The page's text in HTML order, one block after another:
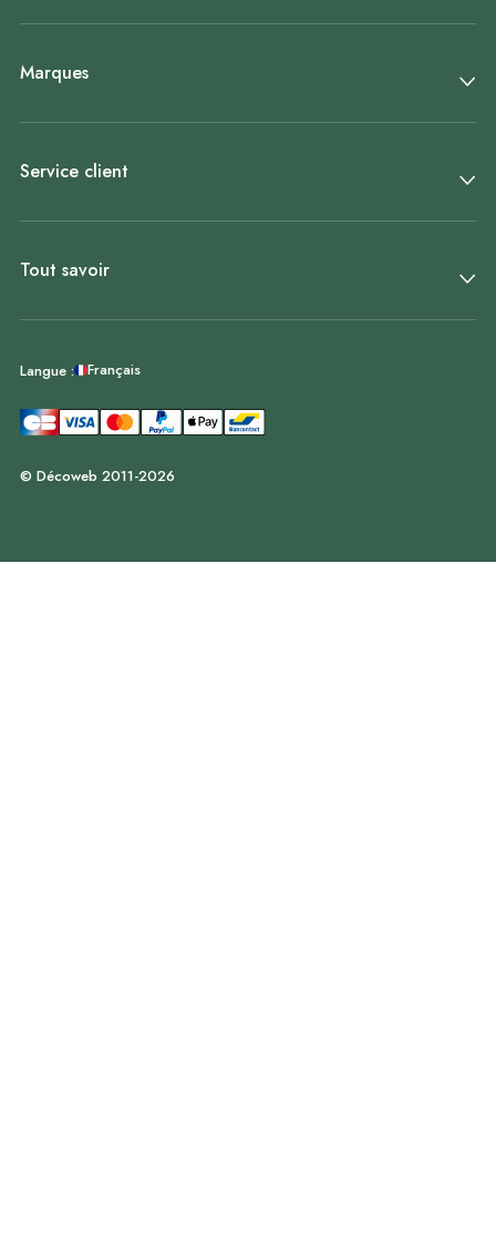
Marques
Service client
Tout savoir
Langue : Français
© Décoweb 2011-2026